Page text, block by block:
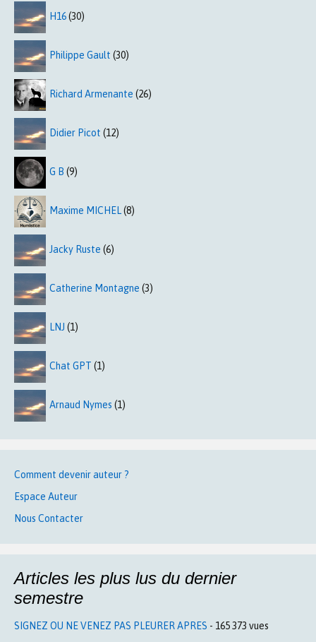
H16(30)
Philippe Gault (30)
Richard Armenante (26)
Didier Picot (12)
G B (9)
Maxime MICHEL(8)
Jacky Ruste (6)
Catherine Montagne (3)
LNJ (1)
Chat GPT (1)
Arnaud Nymes (1)
Comment devenir auteur ?
Espace Auteur
Nous Contacter
Articles les plus lus du dernier
semestre
SIGNEZ OU NE VENEZ PAS PLEURER APRES - 165 373 vues